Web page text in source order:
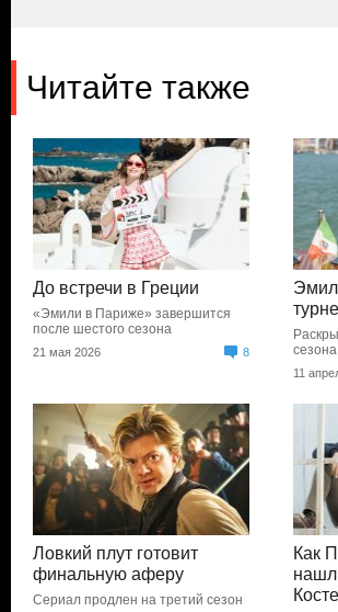
Читайте также
До встречи в Греции
«Эмили в Париже» завершится
после шестого сезона
21 мая 2026 8
турне
11
Ловкий плут готовит
финальную аферу
Сериал продлен на третий сезон
Как